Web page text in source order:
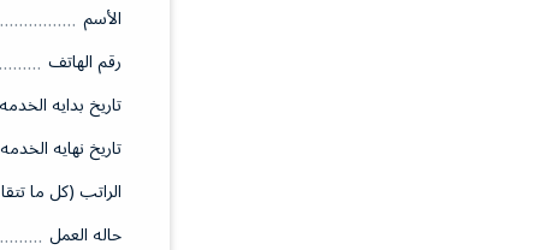
الأسم
رقم الهاتف
تاريخ بدايه الخدمه
تاريخ نهايه الخدمه
الراتب (كل ما
حاله العمل